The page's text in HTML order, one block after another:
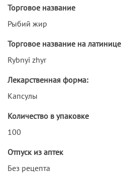
Торговое название
Рыбий жир
Торговое название на латинице
Rybnyi zhyr
Лекарственная форма:
Капсулы
Количество в упаковке
100
Отпуск из аптек
Без рецепта